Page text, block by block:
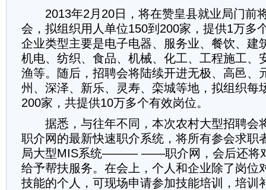
2013年2月20日，将在赞皇县就业局门前
会，拟组织用人单位150到200家，提供1万多
企业类型主要是电子电器、服务业、餐饮、建
机电、纺织、食品、机械、化工、工程施工、
渔等。随后，招聘会将陆续开进无极、高邑、
州、深泽、新乐、灵寿、栾城等地，拟组织每
200家，共提供10万多个有效岗位。
据悉，与往年不同，本次农村大型招聘会
职介网的最新快速职介系统，将所有参会求职
局大型MIS系统——— ——职介网，会后还将
给予帮扶服务。在会上，个人和企业除了岗位
技能的个人，可现场申请参加技能培训，培